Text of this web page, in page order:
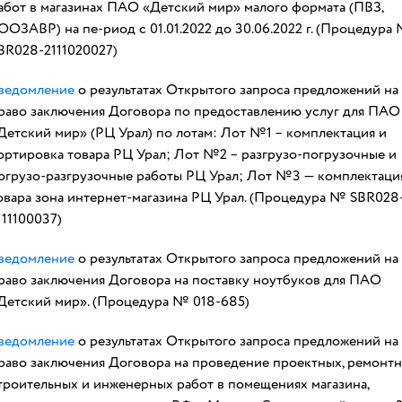
в магазинах ПАО «Детский мир» малого формата (ПВЗ,
на пе-риод с 01.01.2022 до 30.06.2022 г.
2111020027)
о результатах Открытого запроса предложений на
заключения Договора по предоставлению услуг для ПАО
мир» (РЦ Урал) по лотам: Лот №1 – комплектация и
товара РЦ Урал; Лот №2 – разгрузо-погрузочные и
разгрузочные работы РЦ Урал; Лот №3 —
зона интернет-магазина РЦ Урал. (Процедура №
о результатах Открытого запроса предложений на
заключения Договора на поставку ноутбуков для ПАО
мир». (Процедура № 018-685)
о результатах Открытого запроса предложений на
заключения Договора на проведение проектных,
и инженерных работ в помещениях магазина,